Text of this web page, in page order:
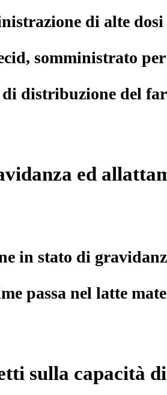
di alte
somministrato
distribuzione del
ed
in stato di
passa nel latte
sulla capacità